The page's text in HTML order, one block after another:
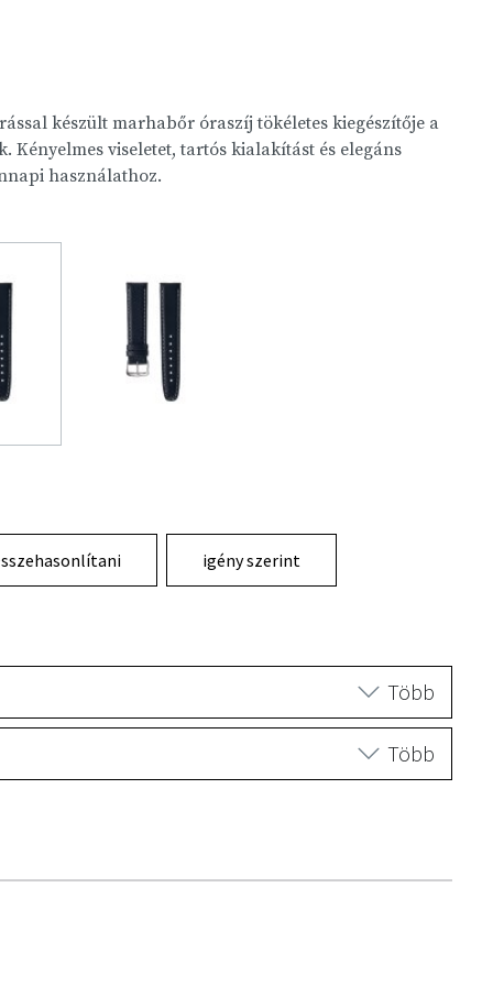
készült marhabőr óraszíj tökéletes kiegészítője a
Kényelmes viseletet, tartós kialakítást és elegáns
használathoz.
igény szerint
Több
Több